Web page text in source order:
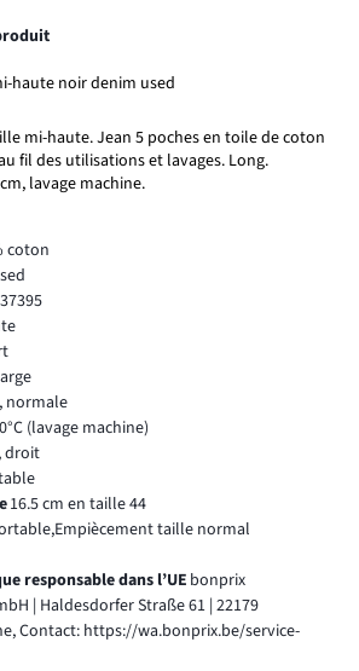
haute noir denim used
mi-haute. Jean 5 poches en toile de coton
fil des utilisations et lavages. Long.
lavage machine.
coton
normale
(lavage machine)
droit
16.5 cm en taille 44
taille normal
responsable dans l’UE bonprix
| Haldesdorfer Straße 61 | 22179
Contact: https://wa.bonprix.be/service-